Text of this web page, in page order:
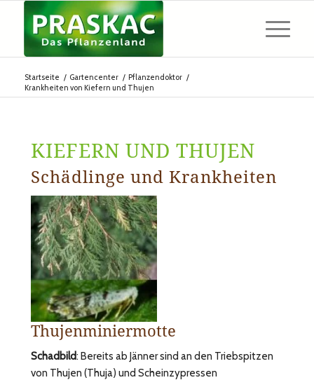
Startseite / Gartencenter / Pflanzendoktor /
Krankheiten von Kiefern und Thujen
KIEFERN UND THUJEN
Schädlinge und Krankheiten
Thujenminiermotte
Schadbild: Bereits ab Jänner sind an den Triebspitzen
von Thujen (Thuja) und Scheinzypressen